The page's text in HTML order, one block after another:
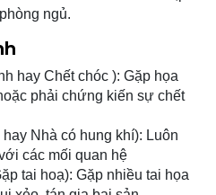
ngủ.
hay Chết chóc ): Gặp họa
phải chứng kiến sự chết
Nhà có hung khí): Luôn
các mối quan hệ
tai hoạ): Gặp nhiều tai họa